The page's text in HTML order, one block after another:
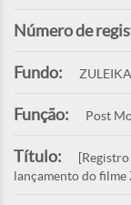
Número de
Fundo:
Função: Post
Título:
lançamento do filme